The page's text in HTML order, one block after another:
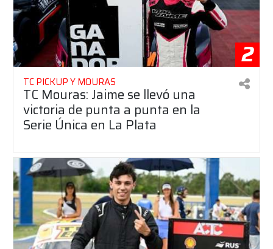
2
TC PICKUP Y MOURAS
TC Mouras: Jaime se llevó una
victoria de punta a punta en la
Serie Única en La Plata